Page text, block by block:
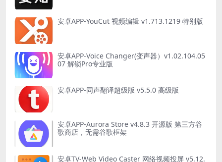
安卓APP-YouCut 视频编辑 v1.713.1219 特别版
安卓APP-Voice Changer(变声器）v1.02.104.05
07 解锁Pro专业版
安卓APP-同声翻译超级版 v5.5.0 高级版
安卓APP-Aurora Store v4.8.3 开源版 第三方谷
歌商店，无需谷歌框架
安卓TV-Web Video Caster 网络视频投屏 v5.12.